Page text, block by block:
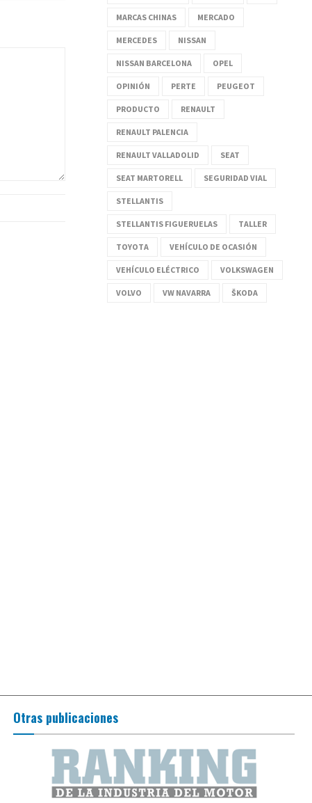
MARCAS CHINAS MERCADO
MERCEDES NISSAN
NISSAN BARCELONA OPEL
OPINIÓN PERTE PEUGEOT
PRODUCTO RENAULT
RENAULT PALENCIA
RENAULT VALLADOLID SEAT
SEAT MARTORELL SEGURIDAD VIAL
STELLANTIS
STELLANTIS FIGUERUELAS TALLER
TOYOTA VEHÍCULO DE OCASIÓN
VEHÍCULO ELÉCTRICO VOLKSWAGEN
VOLVO VW NAVARRA ŠKODA
Otras publicaciones